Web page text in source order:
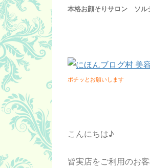
本格お顔そりサロン ソル
ポチッとお願いします
こんにちは♪
皆実店をご利用のお